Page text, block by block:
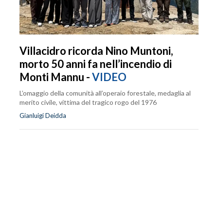
Villacidro ricorda Nino Muntoni,
morto 50 anni fa nell’incendio di
Monti Mannu -VIDEO
L’omaggio della comunità all’operaio forestale, medaglia al
merito civile, vittima del tragico rogo del 1976
Gianluigi Deidda